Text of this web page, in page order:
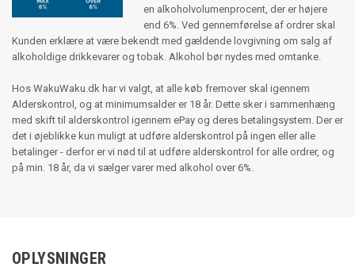
en alkoholvolumenprocent, der er højere
end 6%. Ved gennemførelse af ordrer skal
Kunden erklære at være bekendt med gældende lovgivning om salg af
alkoholdige drikkevarer og tobak. Alkohol bør nydes med omtanke.
Hos WakuWaku.dk har vi valgt, at alle køb fremover skal igennem
Alderskontrol, og at minimumsalder er 18 år. Dette sker i sammenhæng
med skift til alderskontrol igennem ePay og deres betalingsystem. Der er
det i øjeblikke kun muligt at udføre alderskontrol på ingen eller alle
betalinger - derfor er vi nød til at udføre alderskontrol for alle ordrer, og
på min. 18 år, da vi sælger varer med alkohol over 6%.
OPLYSNINGER